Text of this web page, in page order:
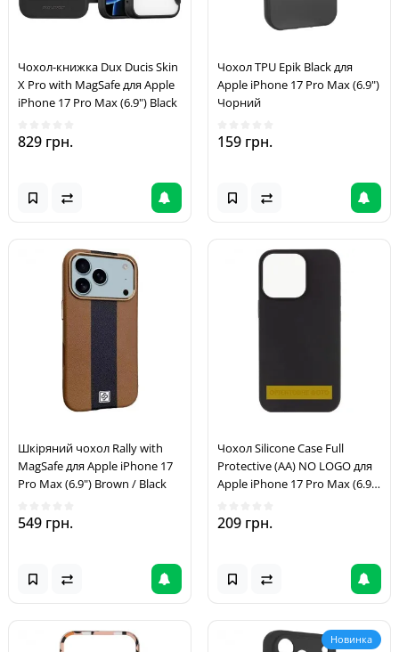
Чохол-книжка Dux Ducis Skin
X Pro with MagSafe для Apple
iPhone 17 Pro Max (6.9") Black
829 грн.
Чохол TPU Epik Black для
Apple iPhone 17 Pro Max (6.9")
Чорний
159 грн.
Шкіряний чохол Rally with
MagSafe для Apple iPhone 17
Pro Max (6.9") Brown / Black
549 грн.
Чохол Silicone Case Full
Protective (AA) NO LOGO для
Apple iPhone 17 Pro Max (6.9")
209 грн.
Новинка